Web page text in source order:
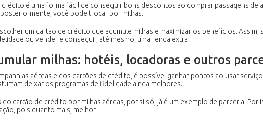
é uma forma fácil de conseguir bons descontos ao comprar passagens de
você pode trocar por milhas.
um cartão de crédito que acumule milhas e maximizar os benefícios.
ou vender e conseguir, até mesmo, uma renda extra.
milhas: hotéis, locadoras e outros
aéreas e dos cartões de crédito, é possível ganhar pontos ao usar
deixar os programas de fidelidade ainda melhores.
cartão de crédito por milhas aéreas, por si só, já é um exemplo de parceria.
pois quanto mais, melhor.